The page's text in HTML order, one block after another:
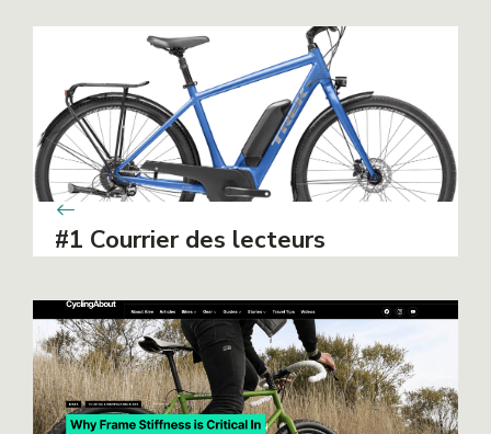
#1 Courrier des lecteurs